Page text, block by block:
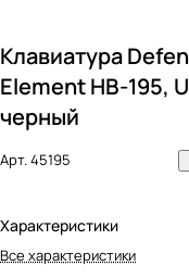
Клавиатура
Element HB-195,
черный
Арт.45195
Характеристики
Все характеристики